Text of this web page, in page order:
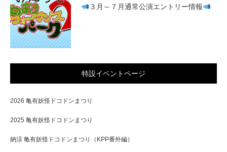
３月～７月通常公演エントリー情報
特設イベントページ
2026 亀有妖怪ドコドンまつり
2025 亀有妖怪ドコドンまつり
納涼 亀有妖怪ドコドンまつり（KPP番外編）